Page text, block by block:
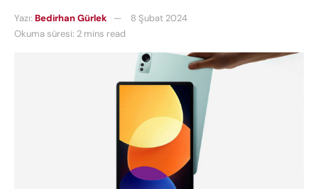
Yazı: Bedirhan Gürlek
8 Şubat 2024
Okuma süresi: 2 mins read